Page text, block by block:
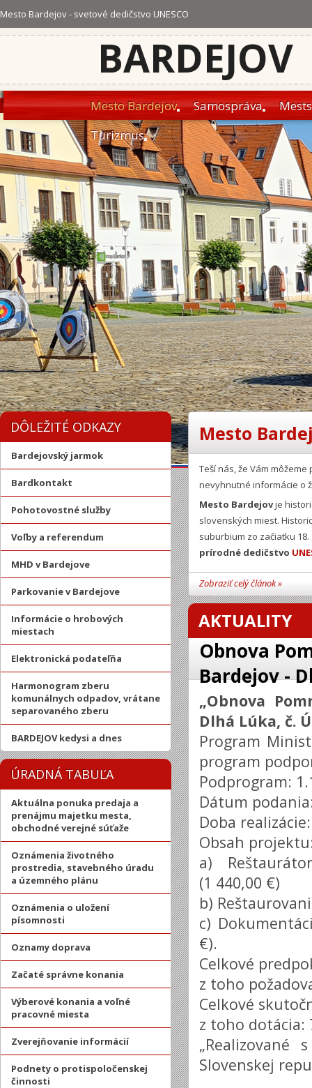
Mesto Bardejov - svetové dedičstvo UNESCO
BARDEJOV
Mesto Bardejov Samospráva
Turizmus
DÔLEŽITÉ ODKAZY
Bardejovský jarmok
Bardkontakt
Pohotovostné služby
Voľby a referendum
MHD v Bardejove
Parkovanie v Bardejove
Informácie o hrobových
miestach
Elektronická podateľňa
Harmonogram zberu
komunálnych odpadov, vrátane
separovaného zberu
BARDEJOV kedysi a dnes
ÚRADNÁ TABUĽA
Aktuálna ponuka predaja a
prenájmu majetku mesta,
obchodné verejné súťaže
Oznámenia životného
prostredia, stavebného úradu
a územného plánu
Oznámenia o uložení
písomnosti
Oznamy doprava
Začaté správne konania
Výberové konania a voľné
pracovné miesta
Zverejňovanie informácií
Podnety o protispoločenskej
činnosti
Mesto
Teší nás, že Vám
nevyhnutné informácie o
Mesto Bardejovje
slovenských miest.
suburbium zo začiatku
prírodné dedičstvo
Zobraziť celý článok »
AKTUALITY
Obnova
Bardejov -
„Obnova
Dlhá Lúka, č.
Program
program
Podprogram:
Dátum
Doba
Obsah
a)
(1 440,00 €)
b)
c)
€).
Celkové
z toho
Celkové
z toho dotácia:
Slovenskej